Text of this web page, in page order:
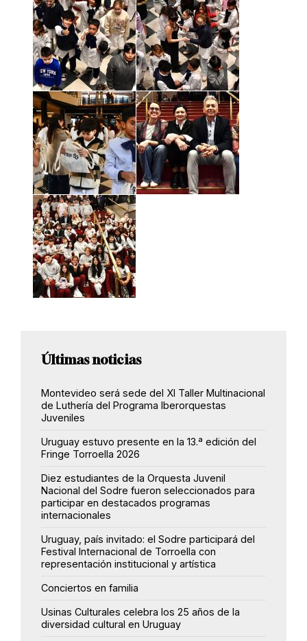
Últimas noticias
Montevideo será sede del XI Taller Multinacional
de Luthería del Programa Iberorquestas
Juveniles
Uruguay estuvo presente en la 13.ª edición del
Fringe Torroella 2026
Diez estudiantes de la Orquesta Juvenil
Nacional del Sodre fueron seleccionados para
participar en destacados programas
internacionales
Uruguay, país invitado: el Sodre participará del
Festival Internacional de Torroella con
representación institucional y artística
Conciertos en familia
Usinas Culturales celebra los 25 años de la
diversidad cultural en Uruguay